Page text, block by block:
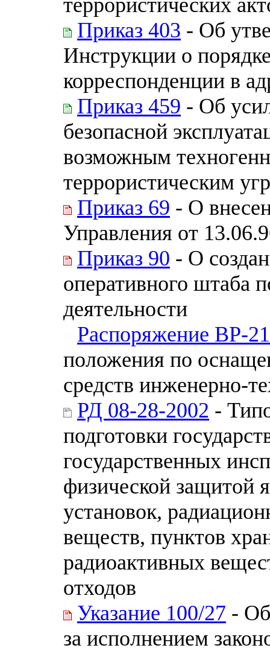
Приказ 403 - Об
Инструкции о
корреспонденции в
Приказ 459 - Об
безопасной
возможным
террористическим
Приказ 69 - О
Управления от
Приказ 90 - О
оперативного штаба
деятельности
Распоряжение ВР-
положения по
средств инженерно-
РД 08-28-2002 -
подготовки
государственных
физической защитой
установок,
веществ, пунктов
радиоактивных
отходов
Указание 100/27 -
за исполнением